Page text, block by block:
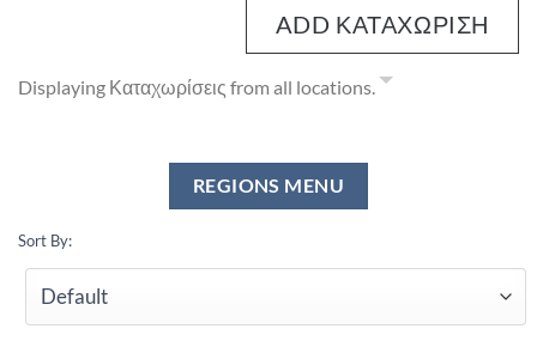
ADD ΚΑΤΑΧΏΡΙΣΗ
Displaying Καταχωρίσεις from all locations.
Sort By: